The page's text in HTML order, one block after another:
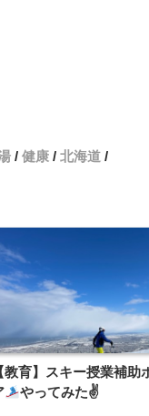
健康
北海道
教育】スキー授業補助
やってみた✌